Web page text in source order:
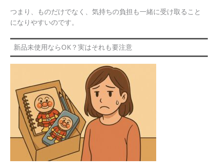
つまり、ものだけでなく、気持ちの負担も一緒に受け取ること
になりやすいのです。
新品未使用ならOK？実はそれも要注意